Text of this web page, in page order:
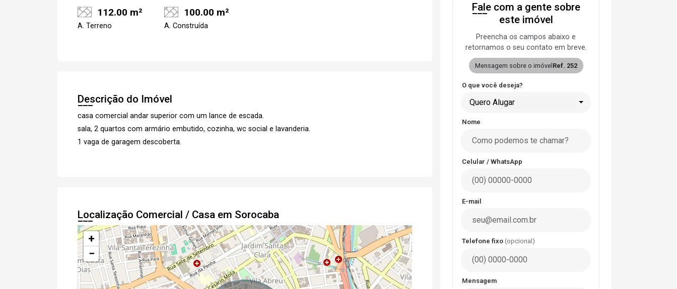
112.00 m²
A. Terreno
100.00 m²
A. Construída
Descrição do Imóvel
casa comercial andar superior com um lance de escada.
sala, 2 quartos com armário embutido, cozinha, wc social e lavanderia.
1 vaga de garagem descoberta.
Localização Comercial / Casa em Sorocaba
+
−
Fale com a gente sobre
este imóvel
Preencha os campos abaixo e
retornamos o seu contato em breve.
Mensagem sobre o imóvel Ref. 252
O que você deseja?
Quero Alugar
Nome
Celular / WhatsApp
E-mail
Telefone fixo (opcional)
Mensagem